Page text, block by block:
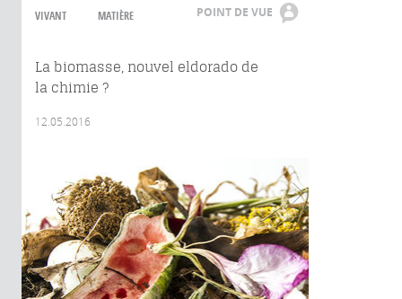
VIVANT MATIÈRE POINT DE VUE
La biomasse, nouvel eldorado de
la chimie ?
12.05.2016